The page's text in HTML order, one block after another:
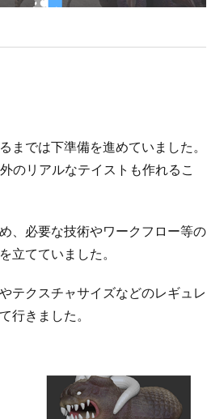
までは下準備を進めていました。
のリアルなテイストも作れるこ
、必要な技術やワークフロー等の
立てていました。
テクスチャサイズなどのレギュレ
行きました。